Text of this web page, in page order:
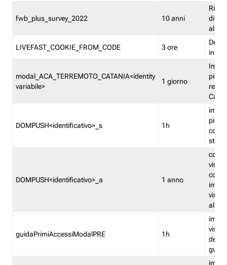
fwb_plus_survey_2022 10 anni
di
LIVEFAST_COOKIE_FROM_CODE 3 ore
in
modal_ACA_TERREMOTO_CATANIA<identity
variabile>
1 giorno
più
DOMPUSH<identificativo>_s 1h
più
DOMPUSH<identificativo>_a 1 anno
guidaPrimiAccessiModalPRE 1h
della